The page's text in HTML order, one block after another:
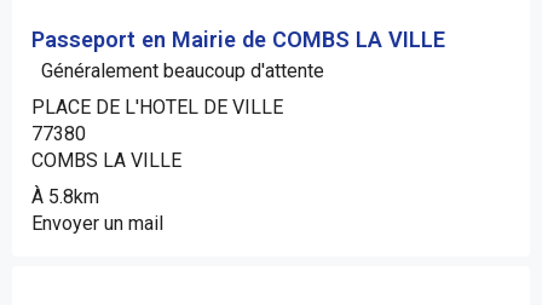
Passeport en Mairie de COMBS LA VILLE
Généralement beaucoup d'attente
PLACE DE L'HOTEL DE VILLE
77380
COMBS LA VILLE
À 5.8km
Envoyer un mail